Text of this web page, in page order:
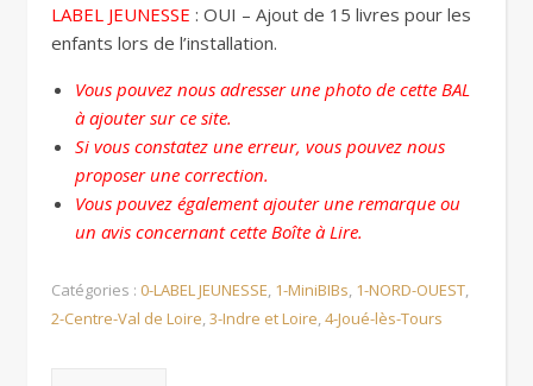
LABEL JEUNESSE : OUI – Ajout de 15 livres pour les
enfants lors de l’installation.
Vous pouvez nous adresser une photo de cette BAL
à ajouter sur ce site.
Si vous constatez une erreur, vous pouvez nous
proposer une correction.
Vous pouvez également ajouter une remarque ou
un avis concernant cette Boîte à Lire.
Catégories : 0-LABEL JEUNESSE 1-MiniBIBs 1-NORD-OUEST
2-Centre-Val de Loire 3-Indre et Loire 4-Joué-lès-Tours